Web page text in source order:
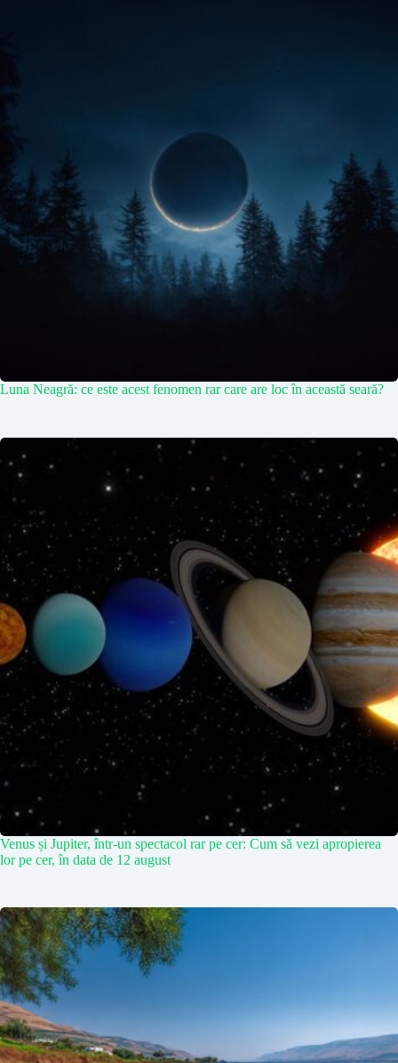
Luna Neagră: ce este acest fenomen rar care are loc în această seară?
Venus și Jupiter, într-un spectacol rar pe cer: Cum să vezi apropierea
lor pe cer, în data de 12 august